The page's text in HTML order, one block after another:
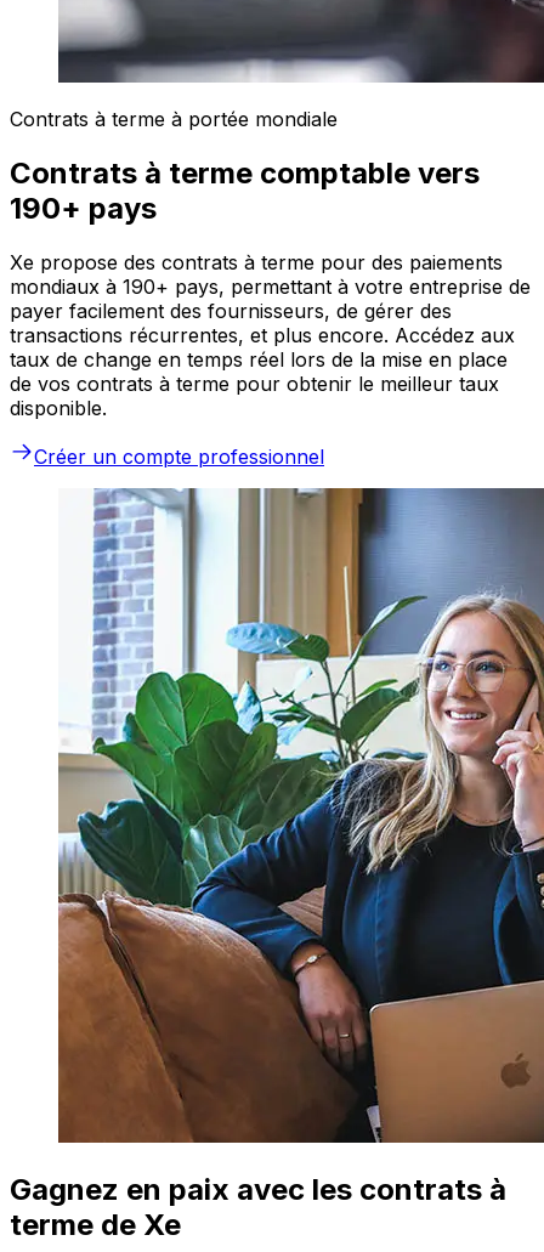
Contrats à terme à portée mondiale
Contrats à terme comptable vers
190+ pays
Xe propose des contrats à terme pour des paiements
mondiaux à 190+ pays, permettant à votre entreprise de
payer facilement des fournisseurs, de gérer des
transactions récurrentes, et plus encore. Accédez aux
taux de change en temps réel lors de la mise en place
de vos contrats à terme pour obtenir le meilleur taux
disponible.
Créer un compte professionnel
Gagnez en paix avec les contrats à
terme de Xe